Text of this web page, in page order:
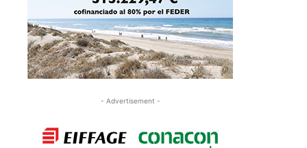
- Advertisement -